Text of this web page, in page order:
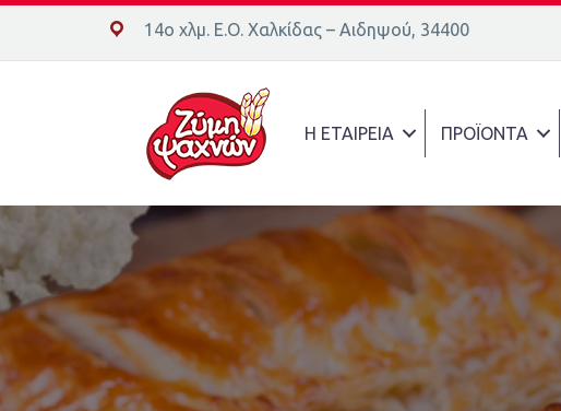
14ο χλμ. Ε.Ο. Χαλκίδας – Αιδηψού, 34400
14ο χλμ. Ε.Ο. Χαλκίδας – Αιδηψού, 34400
Η ΕΤΑΙΡΕΙΑ ΠΡΟΪΟΝΤΑ